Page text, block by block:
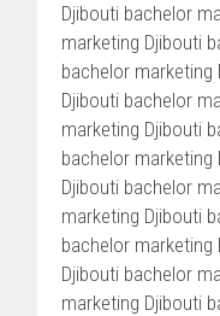
Djibouti bachelor
marketing Djibouti
bachelor marketing
Djibouti bachelor
marketing Djibouti
bachelor marketing
Djibouti bachelor
marketing Djibouti
bachelor marketing
Djibouti bachelor
marketing Djibouti